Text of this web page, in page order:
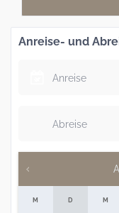
Anreise- und
M D M